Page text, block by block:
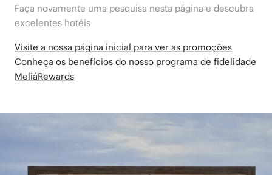
Faça novamente uma pesquisa nesta página e descubra
excelentes hotéis
Visite a nossa página inicial para ver as promoções
Conheça os benefícios do nosso programa de fidelidade
MeliáRewards